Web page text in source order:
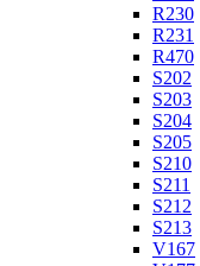
R230
R231
R470
S202
S203
S204
S205
S210
S211
S212
S213
V167